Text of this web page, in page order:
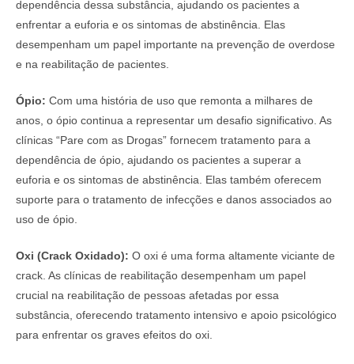
dependência dessa substância, ajudando os pacientes a
enfrentar a euforia e os sintomas de abstinência. Elas
desempenham um papel importante na prevenção de overdose
e na reabilitação de pacientes.
Ópio: Com uma história de uso que remonta a milhares de
anos, o ópio continua a representar um desafio significativo. As
clínicas “Pare com as Drogas” fornecem tratamento para a
dependência de ópio, ajudando os pacientes a superar a
euforia e os sintomas de abstinência. Elas também oferecem
suporte para o tratamento de infecções e danos associados ao
uso de ópio.
Oxi (Crack Oxidado): O oxi é uma forma altamente viciante de
crack. As clínicas de reabilitação desempenham um papel
crucial na reabilitação de pessoas afetadas por essa
substância, oferecendo tratamento intensivo e apoio psicológico
para enfrentar os graves efeitos do oxi.